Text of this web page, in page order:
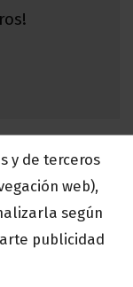
y de terceros
web),
según
publicidad